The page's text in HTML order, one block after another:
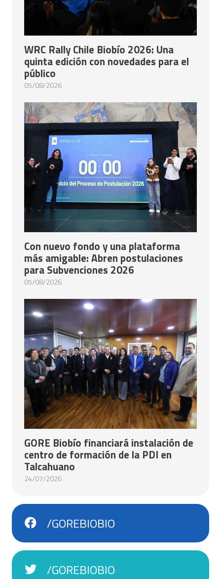
WRC Rally Chile Biobío 2026: Una
quinta edición con novedades para el
público
05/08/2026
Con nuevo fondo y una plataforma
más amigable: Abren postulaciones
para Subvenciones 2026
05/08/2026
GORE Biobío financiará instalación de
centro de formación de la PDI en
Talcahuano
24/07/2026
/GOREBIOBIO
/GOREBIOBIO